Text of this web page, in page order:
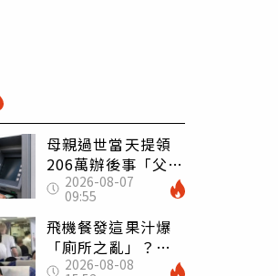
母親過世當天提領
206萬辦後事「父子
遭判刑」 律師：
搶錢先下手是罪
2026-08-07
09:55
飛機餐發這果汁爆
「廁所之亂」？乘
客崩潰：差點丟大
2026-08-08